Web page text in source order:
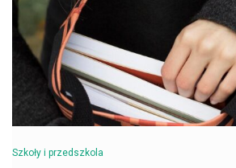
Szkoły i przedszkola